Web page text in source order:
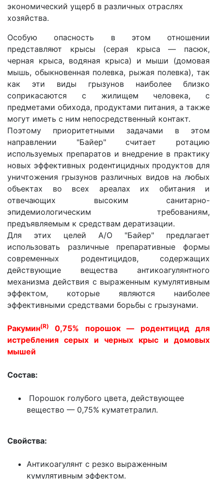
экономический ущерб в различных отраслях
хозяйства.
Особую опасность в этом отношении
представляют крысы (серая крыса — пасюк,
черная крыса, водяная крыса) и мыши (домовая
мышь, обыкновенная полевка, рыжая полевка), так
как эти виды грызунов наиболее близко
соприкасаются с жилищем человека, с
предметами обихода, продуктами питания, а также
могут иметь с ним непосредственный контакт.
Поэтому приоритетными задачами в этом
направлении "Байер" считает ротацию
используемых препаратов и внедрение в практику
новых эффективных родентицидных продуктов для
уничтожения грызунов различных видов на любых
объектах во всех ареалах их обитания и
отвечающих высоким санитарно-
эпидемиологическим требованиям,
предъявляемым к средствам дератизации.
Для этих целей А/О "Байер" предлагает
использовать различные препаративные формы
современных родентицидов, содержащих
действующие вещества антикоагулянтного
механизма действия с выраженным кумулятивным
эффектом, которые являются наиболее
эффективными средствами борьбы с грызунами.
Ракумин(R)
0,75% порошок — родентицид для
истребления серых и черных крыс и домовых
мышей
Состав:
Порошок голубого цвета, действующее
вещество — 0,75% куматетралил.
Свойства:
Антикоагулянт с резко выраженным
кумулятивным эффектом.